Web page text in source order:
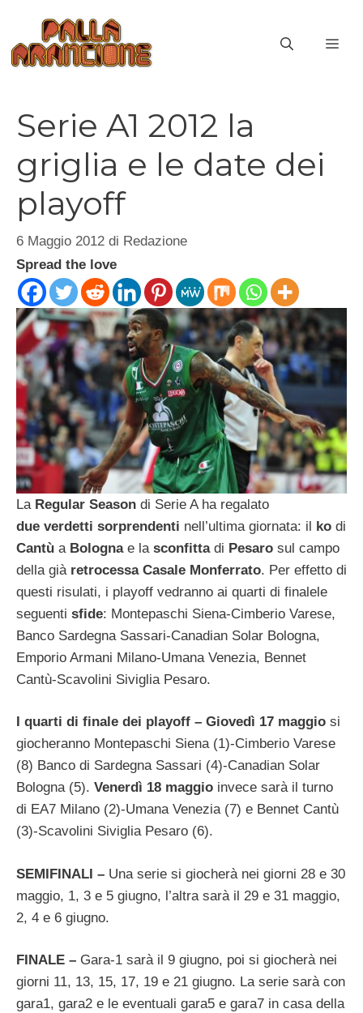
contenuto
Serie A1 2012 la
griglia e le date dei
playoff
6 Maggio 2012 di Redazione
Spread the love
La Regular Season di Serie A ha regalato
due verdetti sorprendenti nell’ultima giornata: il ko di
Cantù a Bolognae la sconfittadi Pesaro sul campo
della già retrocessa Casale Monferrato. Per effetto di
questi risulati, i playoff vedranno ai quarti di finalele
seguenti sfide: Montepaschi Siena-Cimberio Varese,
Banco Sardegna Sassari-Canadian Solar Bologna,
Emporio Armani Milano-Umana Venezia, Bennet
Cantù-Scavolini Siviglia Pesaro.
I quarti di finale dei playoff – Giovedì 17 maggio si
giocheranno Montepaschi Siena (1)-Cimberio Varese
(8) Banco di Sardegna Sassari (4)-Canadian Solar
Bologna (5). Venerdì 18 maggio invece sarà il turno
di EA7 Milano (2)-Umana Venezia (7) e Bennet Cantù
(3)-Scavolini Siviglia Pesaro (6).
SEMIFINALI – Una serie si giocherà nei giorni 28 e 30
maggio, 1, 3 e 5 giugno, l’altra sarà il 29 e 31 maggio,
2, 4 e 6 giugno.
FINALE – Gara-1 sarà il 9 giugno, poi si giocherà nei
giorni 11, 13, 15, 17, 19 e 21 giugno. La serie sarà con
gara1, gara2 e le eventuali gara5 e gara7 in casa della